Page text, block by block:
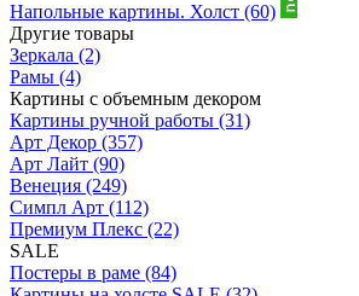
Напольные картины. Холст (60)
Другие товары
Зеркала (2)
Рамы (4)
Картины с объемным декором
Картины ручной работы (31)
Арт Декор (357)
Арт Лайт (90)
Венеция (249)
Симпл Арт (112)
Премиум Плекс (22)
SALE
Постеры в раме (84)